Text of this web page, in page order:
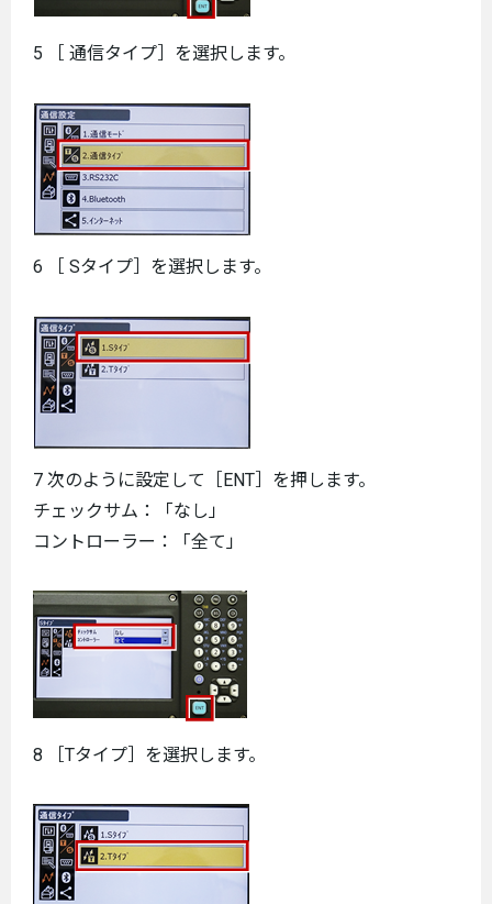
5 ［ 通信タイプ］を選択します。
6 ［ Sタイプ］を選択します。
7 次のように設定して［ENT］を押します。
チェックサム：「なし」
コントローラー：「全て」
8 ［Tタイプ］を選択します。